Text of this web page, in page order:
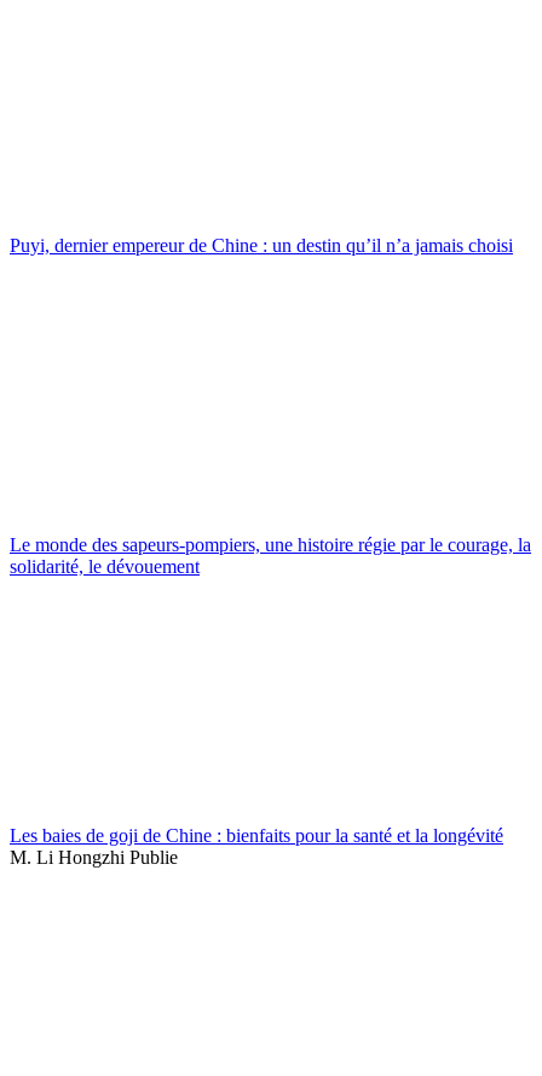
Puyi, dernier empereur de Chine : un destin qu’il n’a jamais choisi
Le monde des sapeurs-pompiers, une histoire régie par le courage, la
solidarité, le dévouement
Les baies de goji de Chine : bienfaits pour la santé et la longévité
M. Li Hongzhi Publie